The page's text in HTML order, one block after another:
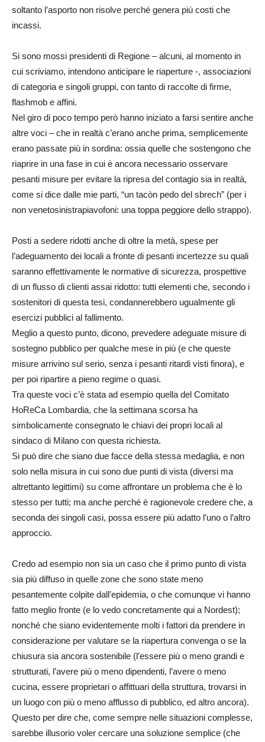
soltanto l’asporto non risolve perché genera più costi che
incassi.
Si sono mossi presidenti di Regione – alcuni, al momento in
cui scriviamo, intendono anticipare le riaperture -, associazioni
di categoria e singoli gruppi, con tanto di raccolte di firme,
flashmob e affini.
Nel giro di poco tempo però hanno iniziato a farsi sentire anche
altre voci – che in realtà c’erano anche prima, semplicemente
erano passate più in sordina: ossia quelle che sostengono che
riaprire in una fase in cui è ancora necessario osservare
pesanti misure per evitare la ripresa del contagio sia in realtà,
come si dice dalle mie parti, “un tacòn pedo del sbrech” (per i
non venetosinistrapiavofoni: una toppa peggiore dello strappo).
Posti a sedere ridotti anche di oltre la metà, spese per
l’adeguamento dei locali a fronte di pesanti incertezze su quali
saranno effettivamente le normative di sicurezza, prospettive
di un flusso di clienti assai ridotto: tutti elementi che, secondo i
sostenitori di questa tesi, condannerebbero ugualmente gli
esercizi pubblici al fallimento.
Meglio a questo punto, dicono, prevedere adeguate misure di
sostegno pubblico per qualche mese in più (e che queste
misure arrivino sul serio, senza i pesanti ritardi visti finora), e
per poi ripartire a pieno regime o quasi.
Tra queste voci c’è stata ad esempio quella del Comitato
HoReCa Lombardia, che la settimana scorsa ha
simbolicamente consegnato le chiavi dei propri locali al
sindaco di Milano con questa richiesta.
Si può dire che siano due facce della stessa medaglia, e non
solo nella misura in cui sono due punti di vista (diversi ma
altrettanto legittimi) su come affrontare un problema che è lo
stesso per tutti; ma anche perché è ragionevole credere che, a
seconda dei singoli casi, possa essere più adatto l’uno o l’altro
approccio.
Credo ad esempio non sia un caso che il primo punto di vista
sia più diffuso in quelle zone che sono state meno
pesantemente colpite dall’epidemia, o che comunque vi hanno
fatto meglio fronte (e lo vedo concretamente qui a Nordest);
nonché che siano evidentemente molti i fattori da prendere in
considerazione per valutare se la riapertura convenga o se la
chiusura sia ancora sostenibile (l’essere più o meno grandi e
strutturati, l’avere più o meno dipendenti, l’avere o meno
cucina, essere proprietari o affittuari della struttura, trovarsi in
un luogo con più o meno afflusso di pubblico, ed altro ancora).
Questo per dire che, come sempre nelle situazioni complesse,
sarebbe illusorio voler cercare una soluzione semplice (che